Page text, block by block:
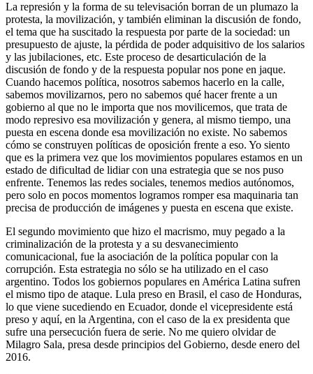
La represión y la forma de su televisación borran de un plumazo la
protesta, la movilización, y también eliminan la discusión de fondo,
el tema que ha suscitado la respuesta por parte de la sociedad: un
presupuesto de ajuste, la pérdida de poder adquisitivo de los salarios
y las jubilaciones, etc. Este proceso de desarticulación de la
discusión de fondo y de la respuesta popular nos pone en jaque.
Cuando hacemos política, nosotros sabemos hacerlo en la calle,
sabemos movilizarnos, pero no sabemos qué hacer frente a un
gobierno al que no le importa que nos movilicemos, que trata de
modo represivo esa movilización y genera, al mismo tiempo, una
puesta en escena donde esa movilización no existe. No sabemos
cómo se construyen políticas de oposición frente a eso. Yo siento
que es la primera vez que los movimientos populares estamos en un
estado de dificultad de lidiar con una estrategia que se nos puso
enfrente. Tenemos las redes sociales, tenemos medios autónomos,
pero solo en pocos momentos logramos romper esa maquinaria tan
precisa de producción de imágenes y puesta en escena que existe.
El segundo movimiento que hizo el macrismo, muy pegado a la
criminalización de la protesta y a su desvanecimiento
comunicacional, fue la asociación de la política popular con la
corrupción. Esta estrategia no sólo se ha utilizado en el caso
argentino. Todos los gobiernos populares en América Latina sufren
el mismo tipo de ataque. Lula preso en Brasil, el caso de Honduras,
lo que viene sucediendo en Ecuador, donde el vicepresidente está
preso y aquí, en la Argentina, con el caso de la ex presidenta que
sufre una persecución fuera de serie. No me quiero olvidar de
Milagro Sala, presa desde principios del Gobierno, desde enero del
2016.